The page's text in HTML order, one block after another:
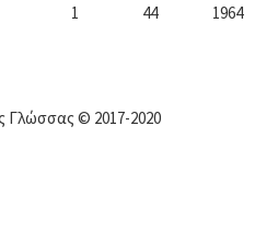
1 44 1964
Γλώσσας © 2017-2020